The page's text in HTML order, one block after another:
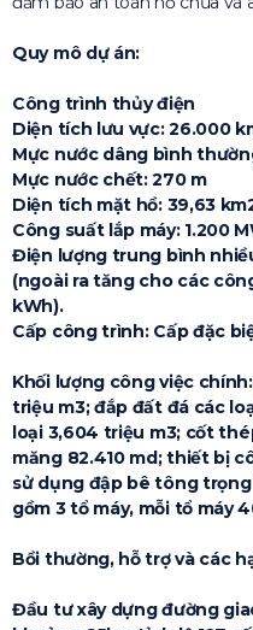
Quy mô dự án:
Công trình thủy điện
Diện tích lưu vực: 26.000
Mực nước dâng bình
Mực nước chết: 270 m
Diện tích mặt hồ: 39,63
Công suất lắp máy: 1.200
Điện lượng trung bình
(ngoài ra tăng cho các
kWh).
Cấp công trình: Cấp đặc
Khối lượng công việc
triệu m3; đắp đất đá các
loại 3,604 triệu m3; cốt
măng 82.410 md; thiết bị
sử dụng đập bê tông
gồm 3 tổ máy, mỗi tổ máy
Bồi thường, hỗ trợ và các
Đầu tư xây dựng đường